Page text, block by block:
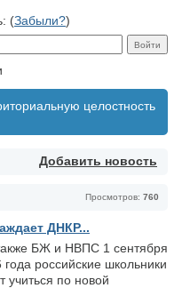
(Забыли?)
целостность
Добавить новость
Просмотров: 760
ДНКР...
БЖ и НВПС 1 сентября
года российские школьники
учиться по новой